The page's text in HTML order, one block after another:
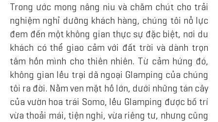
Trong ước mong nâng niu và chăm chút cho trải
nghiệm nghỉ dưỡng khách hàng, chúng tôi nỗ lực
đem đến một không gian thực sự đặc biệt, nơi du
khách có thể giao cảm với đất trời và dành trọn
tâm hồn mình cho thiên nhiên. Từ cảm hứng đó,
không gian lều trại dã ngoại Glamping của chúng
tôi ra đời. Nằm ven mặt hồ lớn, dưới những tán cây
của vườn hoa trái Somo, lều Glamping được bố trí
vừa thoải mái, tiện nghi, vừa riêng tư, nhưng cũng